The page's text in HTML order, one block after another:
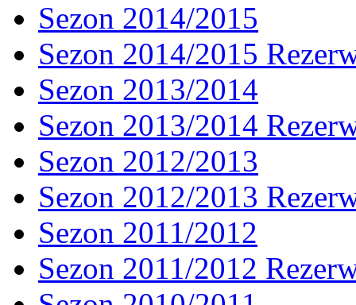
Sezon 2014/2015
Sezon 2014/2015
Sezon 2013/2014
Sezon 2013/2014
Sezon 2012/2013
Sezon 2012/2013
Sezon 2011/2012
Sezon 2011/2012